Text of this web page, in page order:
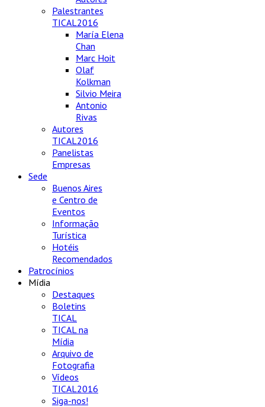
Palestrantes
TICAL2016
María Elena
Chan
Marc Hoit
Olaf
Kolkman
Silvio Meira
Antonio
Rivas
Autores
TICAL2016
Panelistas
Empresas
Sede
Buenos Aires
e Centro de
Eventos
Informação
Turística
Hotéis
Recomendados
Patrocínios
Mídia
Destaques
Boletins
TICAL
TICAL na
Mídia
Arquivo de
Fotografia
Vídeos
TICAL2016
Siga-nos!